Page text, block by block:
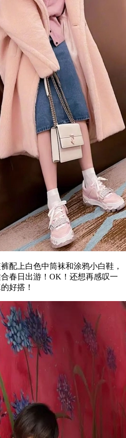
上白色中筒袜和涂鸦小白鞋，
春日出游！OK！还想再感叹一
好搭！